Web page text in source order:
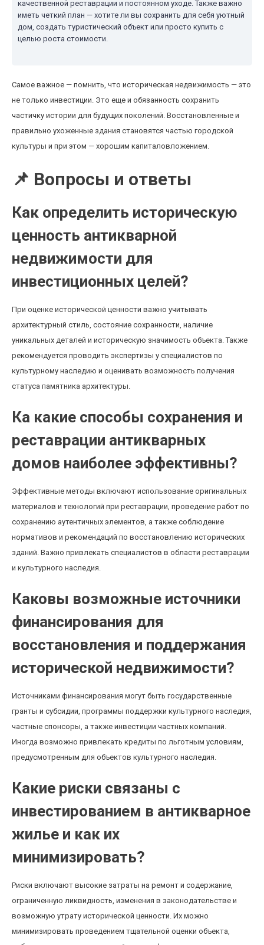
качественной реставрации и постоянном уходе. Также важно
иметь четкий план — хотите ли вы сохранить для себя уютный
дом, создать туристический объект или просто купить с
целью роста стоимости.
Самое важное — помнить, что историческая недвижимость — это
не только инвестиции. Это еще и обязанность сохранить
частичку истории для будущих поколений. Восстановленные и
правильно ухоженные здания становятся частью городской
культуры и при этом — хорошим капиталовложением.
📌 Вопросы и ответы
Как определить историческую
ценность антикварной
недвижимости для
инвестиционных целей?
При оценке исторической ценности важно учитывать
архитектурный стиль, состояние сохранности, наличие
уникальных деталей и историческую значимость объекта. Также
рекомендуется проводить экспертизы у специалистов по
культурному наследию и оценивать возможность получения
статуса памятника архитектуры.
Ка какие способы сохранения и
реставрации антикварных
домов наиболее эффективны?
Эффективные методы включают использование оригинальных
материалов и технологий при реставрации, проведение работ по
сохранению аутентичных элементов, а также соблюдение
нормативов и рекомендаций по восстановлению исторических
зданий. Важно привлекать специалистов в области реставрации
и культурного наследия.
Каковы возможные источники
финансирования для
восстановления и поддержания
исторической недвижимости?
Источниками финансирования могут быть государственные
гранты и субсидии, программы поддержки культурного наследия,
частные спонсоры, а также инвестиции частных компаний.
Иногда возможно привлекать кредиты по льготным условиям,
предусмотренным для объектов культурного наследия.
Какие риски связаны с
инвестированием в антикварное
жилье и как их
минимизировать?
Риски включают высокие затраты на ремонт и содержание,
ограниченную ликвидность, изменения в законодательстве и
возможную утрату исторической ценности. Их можно
минимизировать проведением тщательной оценки объекта,